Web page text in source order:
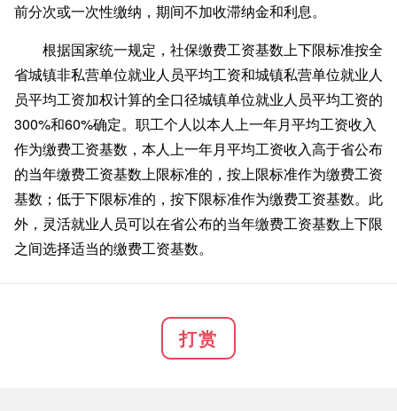
前分次或一次性缴纳，期间不加收滞纳金和利息。
根据国家统一规定，社保缴费工资基数上下限标准按全
省城镇非私营单位就业人员平均工资和城镇私营单位就业人
员平均工资加权计算的全口径城镇单位就业人员平均工资的
300%和60%确定。职工个人以本人上一年月平均工资收入
作为缴费工资基数，本人上一年月平均工资收入高于省公布
的当年缴费工资基数上限标准的，按上限标准作为缴费工资
基数；低于下限标准的，按下限标准作为缴费工资基数。此
外，灵活就业人员可以在省公布的当年缴费工资基数上下限
之间选择适当的缴费工资基数。
打赏